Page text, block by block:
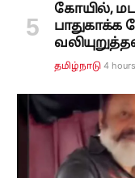
கோயில்,
தமிழ்நாடு 4